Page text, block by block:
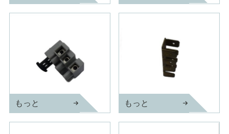
真ちゅう製電気部品
真ちゅう製プラグピン
もっと
真ちゅう製電源コードピン
もっと
真ちゅうニュートラルリンク